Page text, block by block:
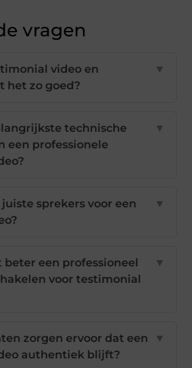
vragen
video en
het zo goed?
▼
technische
een professionele
▼
juiste sprekers voor een
▼
beter een professioneel
voor testimonial
▼
zorgen ervoor dat een
authentiek blijft?
▼